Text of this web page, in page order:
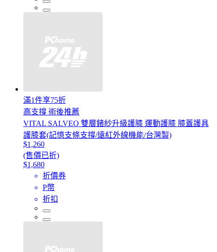
滿1件享75折
高支撐 術後推薦
VITAL SALVEO 雙層鍺紗升級護膝 運動護膝 膝蓋護具
護膝套(記憶支條支撐/遠紅外線機能/台灣製)
$1,260
(售價已折)
$1,680
折價券
P幣
折扣